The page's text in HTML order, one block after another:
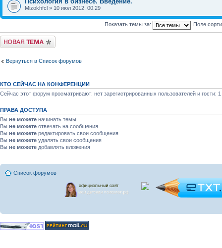
Mizokhfcl » 10 июл 2012, 00:29
Показать темы за: Поле
Новая тема
Вернуться в Список форумов
КТО СЕЙЧАС НА КОНФЕРЕНЦИИ
Сейчас этот форум просматривают: нет зарегистрированных пользователей и гости: 1
ПРАВА ДОСТУПА
Вы не можете начинать темы
Вы не можете отвечать на сообщения
Вы не можете редактировать свои сообщения
Вы не можете удалять свои сообщения
Вы не можете добавлять вложения
Список форумов